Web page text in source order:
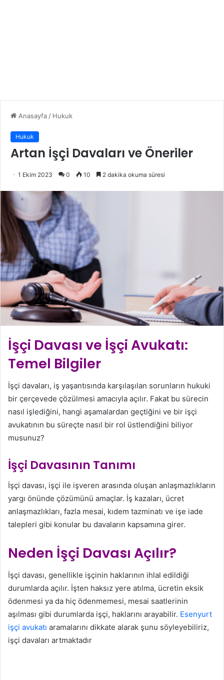
Anasayfa / Hukuk
Hukuk
Artan İşçi Davaları ve Öneriler
1 Ekim 2023 0 10 2 dakika okuma süresi
İşçi Davası ve İşçi Avukatı:
Temel Bilgiler
İşçi davaları, iş yaşantısında karşılaşılan sorunların hukuki
bir çerçevede çözülmesi amacıyla açılır. Fakat bu sürecin
nasıl işlediğini, hangi aşamalardan geçtiğini ve bir işçi
avukatının bu süreçte nasıl bir rol üstlendiğini biliyor
musunuz?
İşçi Davasının Tanımı
İşçi davası, işçi ile işveren arasında oluşan anlaşmazlıkların
yargı önünde çözümünü amaçlar. İş kazaları, ücret
anlaşmazlıkları, fazla mesai, kıdem tazminatı ve işe iade
talepleri gibi konular bu davaların kapsamına girer.
Neden İşçi Davası Açılır?
İşçi davası, genellikle işçinin haklarının ihlal edildiği
durumlarda açılır. İşten haksız yere atılma, ücretin eksik
ödenmesi ya da hiç ödenmemesi, mesai saatlerinin
aşılması gibi durumlarda işçi, haklarını arayabilir. Esenyurt
işçi avukatı aramalarını dikkate alarak şunu söyleyebiliriz,
işçi davaları artmaktadır